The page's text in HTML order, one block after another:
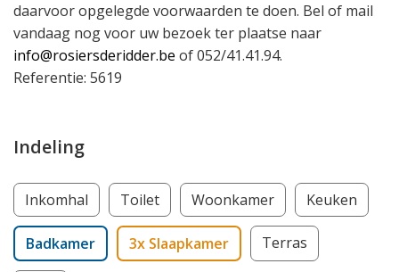
daarvoor opgelegde voorwaarden te doen. Bel of mail
vandaag nog voor uw bezoek ter plaatse naar
info@rosiersderidder.be of 052/41.41.94.
Referentie: 5619
Indeling
Inkomhal Toilet Woonkamer Keuken
Badkamer 3x Slaapkamer Terras